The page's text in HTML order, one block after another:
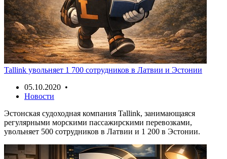
Tallink увольняет 1 700 сотрудников в Латвии и Эстонии
05.10.2020 •
Новости
Эстонская судоходная компания Tallink, занимающаяся
регулярными морскими пассажирскими перевозками,
увольняет 500 сотрудников в Латвии и 1 200 в Эстонии.